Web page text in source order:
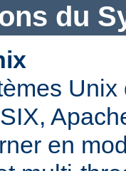
du
en